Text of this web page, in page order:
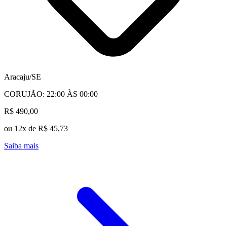
Aracaju/SE
CORUJÃO: 22:00 ÀS 00:00
R$ 490,00
ou 12x de R$ 45,73
Saiba mais